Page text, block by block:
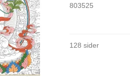
803525
128 sider